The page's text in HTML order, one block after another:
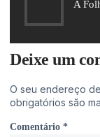
A
Deixe um
O seu endereço
obrigatórios são
Comentário *